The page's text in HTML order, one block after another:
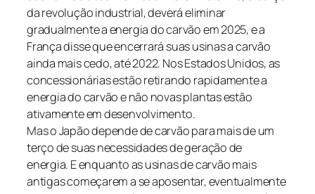
da revolução industrial, deverá eliminar
gradualmente a energia do carvão em 2025, e a
França disse que encerrará suas usinas a carvão
ainda mais cedo, até 2022. Nos Estados Unidos, as
concessionárias estão retirando rapidamente a
energia do carvão e não novas plantas estão
ativamente em desenvolvimento.
Mas o Japão depende de carvão para mais de um
terço de suas necessidades de geração de
energia. E enquanto as usinas de carvão mais
antigas começarem a se aposentar, eventualmente